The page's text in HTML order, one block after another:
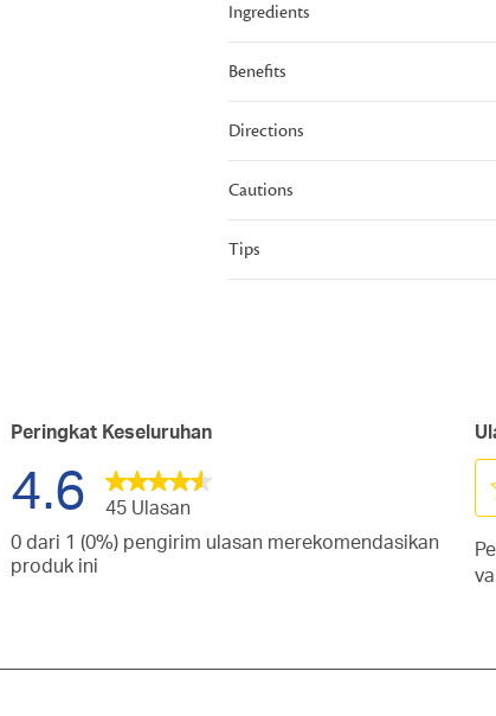
Ingredients
Benefits
Directions
Cautions
Tips
Peringkat Keseluruhan
4.6
45 Ulasan
0 dari 1 (0%) pengirim ulasan merekomendasikan
produk ini